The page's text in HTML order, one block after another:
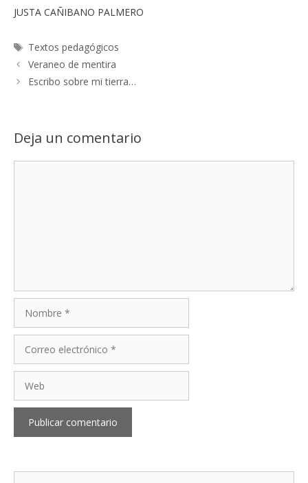
JUSTA CAÑIBANO PALMERO
Etiquetas
Textos pedagógicos
Veraneo de mentira
Escribo sobre mi tierra…
Deja un comentario
electrónico